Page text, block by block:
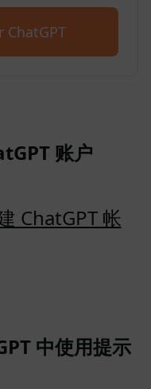
ChatGPT
账户
ChatGPT 帐
中使用提示